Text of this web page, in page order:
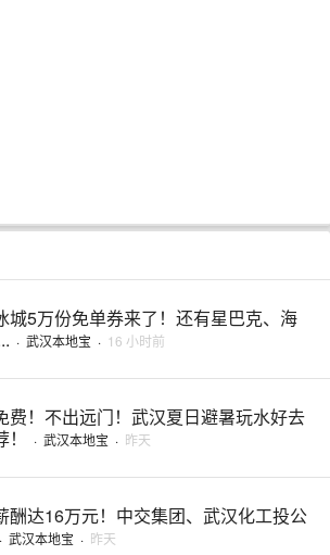
城5万份免单券来了！还有星巴克、海
· 武汉本地宝 · 16 小时前
费！不出远门！武汉夏日避暑玩水好去
· 武汉本地宝 · 昨天
酬达16万元！中交集团、武汉化工投公
· 武汉本地宝 · 昨天